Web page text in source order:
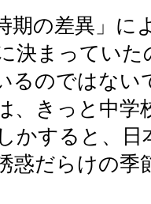
期の差異」に
決まっていた
るのではない
、きっと中学
かすると、日
惑だらけの季